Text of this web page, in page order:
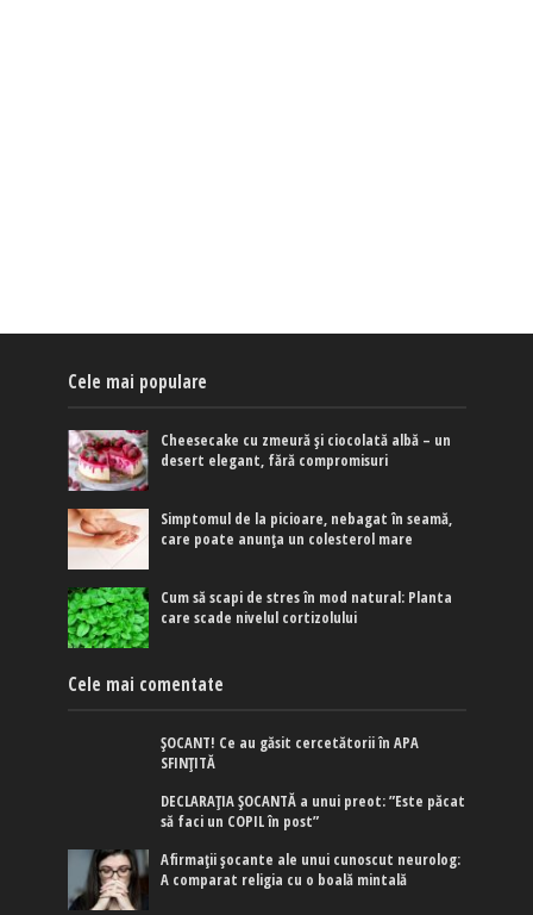
Cele mai populare
Cheesecake cu zmeură și ciocolată albă – un
desert elegant, fără compromisuri
Simptomul de la picioare, nebagat în seamă,
care poate anunța un colesterol mare
Cum să scapi de stres în mod natural: Planta
care scade nivelul cortizolului
Cele mai comentate
ȘOCANT! Ce au găsit cercetătorii în APA
SFINȚITĂ
DECLARAȚIA ȘOCANTĂ a unui preot: ”Este păcat
să faci un COPIL în post”
Afirmaţii şocante ale unui cunoscut neurolog:
A comparat religia cu o boală mintală